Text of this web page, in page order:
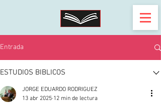
Entrada
ESTUDIOS BIBLICOS
JORGE EDUARDO RODRIGUEZ
13 abr 2025 12 min de lectura